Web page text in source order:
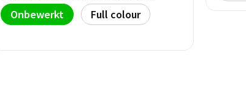
Onbewerkt Full colour